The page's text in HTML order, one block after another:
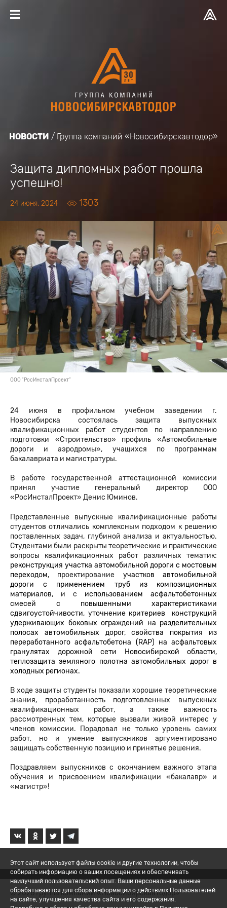
НОВОСТИ Группа компаний «Новосибирскавтодор»
Защита дипломных работ прошла
успешно!
24 июня, 2024 1303
ООО "РосИнсталПроект"
24 июня в профильном учебном заведении г.
Новосибирска состоялась защита выпускных
квалификационных работ студентов по направлению
подготовки «Строительство» профиль «Автомобильные
дороги и аэродромы», учащихся по программам
бакалавриата и магистратуры.
В работе государственной аттестационной комиссии
принял участие генеральный директор ООО
«РосИнсталПроект» Денис Юминов.
Представленные выпускные квалификационные работы
студентов отличались комплексным подходом к решению
поставленных задач, глубиной анализа и актуальностью.
Студентами были раскрыты теоретические и практические
вопросы квалификационных работ различных тематик:
реконструкция участка автомобильной дороги с мостовым
переходом, проектирование участков автомобильной
дороги с применением труб из композиционных
материалов, и с использованием асфальтобетонных
смесей с повышенными характеристиками
сдвигоустойчивости, уточнение критериев конструкций
удерживающих боковых ограждений на разделительных
полосах автомобильных дорог, свойства покрытия из
переработанного асфальтобетона (RAP) на асфальтовых
гранулятах дорожной сети Новосибирской области,
теплозащита земляного полотна автомобильных дорог в
холодных регионах.
В ходе защиты студенты показали хорошие теоретические
знания, проработанность подготовленных выпускных
квалификационных работ, а также важность
рассмотренных тем, которые вызвали живой интерес у
членов комиссии. Порадовал не только уровень самих
работ, но и умение выпускников аргументировано
защищать собственную позицию и принятые решения.
Поздравляем выпускников с окончанием важного этапа
обучения и присвоением квалификации «бакалавр» и
«магистр»!
© 2026 Группа компаний «Новосибирскавтодор»
Этот сайт использует файлы cookie и другие технологии, чтобы
собирать информацию о ваших посещениях и обеспечивать
наилучший пользовательский опыт. Ваши персональные данные
обрабатываются для сбора информации о действиях Пользователей
на сайте, улучшения качества сайта и его содержания.